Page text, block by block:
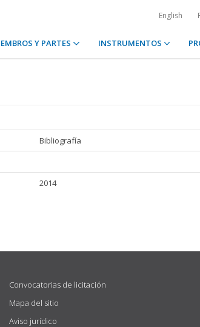
English
Y PARTES INSTRUMENTOS
Bibliografía
2014
Convocatorias de licitación
Mapa del sitio
Aviso jurídico